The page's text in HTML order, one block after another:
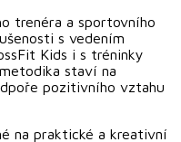
trenéra a sportovního
s vedením
Kids i s tréninky
staví na
pozitivního vztahu
na praktické a kreativní